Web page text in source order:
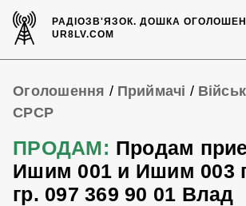
РАДІОЗВ'ЯЗОК.ДОШКА
UR8LV.COM
Оголошення / Приймачі /
СРСР
ПРОДАМ: Продам
Ишим 001 и Ишим 003
гр. 097 369 90 01 Влад